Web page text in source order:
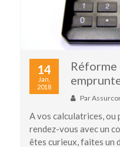
14
Jan,
2018
Réforme
Par
A vos calculatrices, ou
rendez-vous avec un
êtes curieux, faites un